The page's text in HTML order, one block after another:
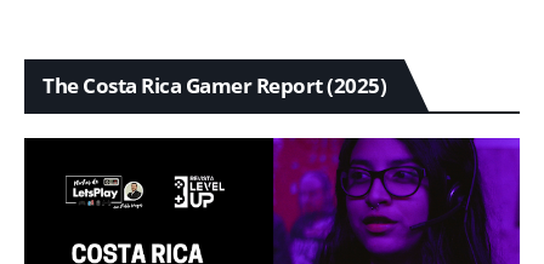
The Costa Rica Gamer Report (2025)